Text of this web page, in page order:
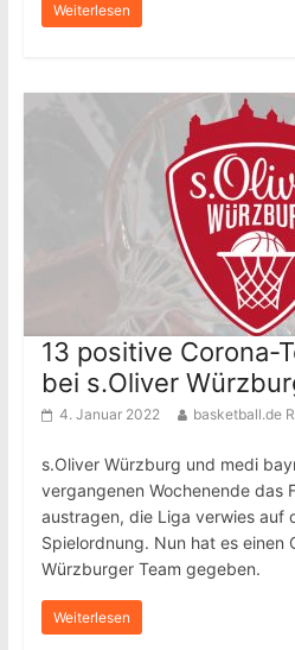
Weiterlesen
13 positive Corona-
bei s.Oliver
4. Januar 2022 basketball.de
s.Oliver Würzburg und medi
vergangenen Wochenende das
austragen, die Liga verwies auf
Spielordnung. Nun hat es einen
Würzburger Team gegeben.
Weiterlesen